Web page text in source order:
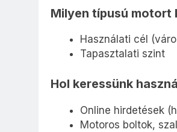
Milyen típusú motort
Használati cél
Tapasztalati szint
Hol keressünk
Online hirdetések
Motoros boltok,